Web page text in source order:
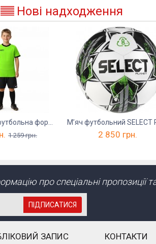
Нові надходження
1 259 грн. 2 850 грн.
про спеціальні пропозиції та
ПІДПИСАТИСЯ
ЗАПИС КОНТАКТИ